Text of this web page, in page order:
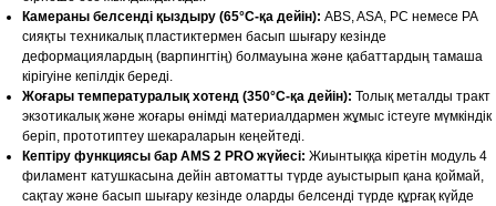
Камераны белсенді қыздыру (65°C-қа дейін): ABS, ASA, PC немесе PA
сияқты техникалық пластиктермен басып шығару кезінде
деформациялардың (варпингтің) болмауына және қабаттардың тамаша
кірігуіне кепілдік береді.
Жоғары температуралық хотенд (350°C-қа дейін): Толық металды тракт
экзотикалық және жоғары өнімді материалдармен жұмыс істеуге мүмкіндік
беріп, прототиптеу шекараларын кеңейтеді.
Кептіру функциясы бар AMS 2 PRO жүйесі: Жиынтыққа кіретін модуль 4
филамент катушкасына дейін автоматты түрде ауыстырып қана қоймай,
сақтау және басып шығару кезінде оларды белсенді түрде құрғақ күйде